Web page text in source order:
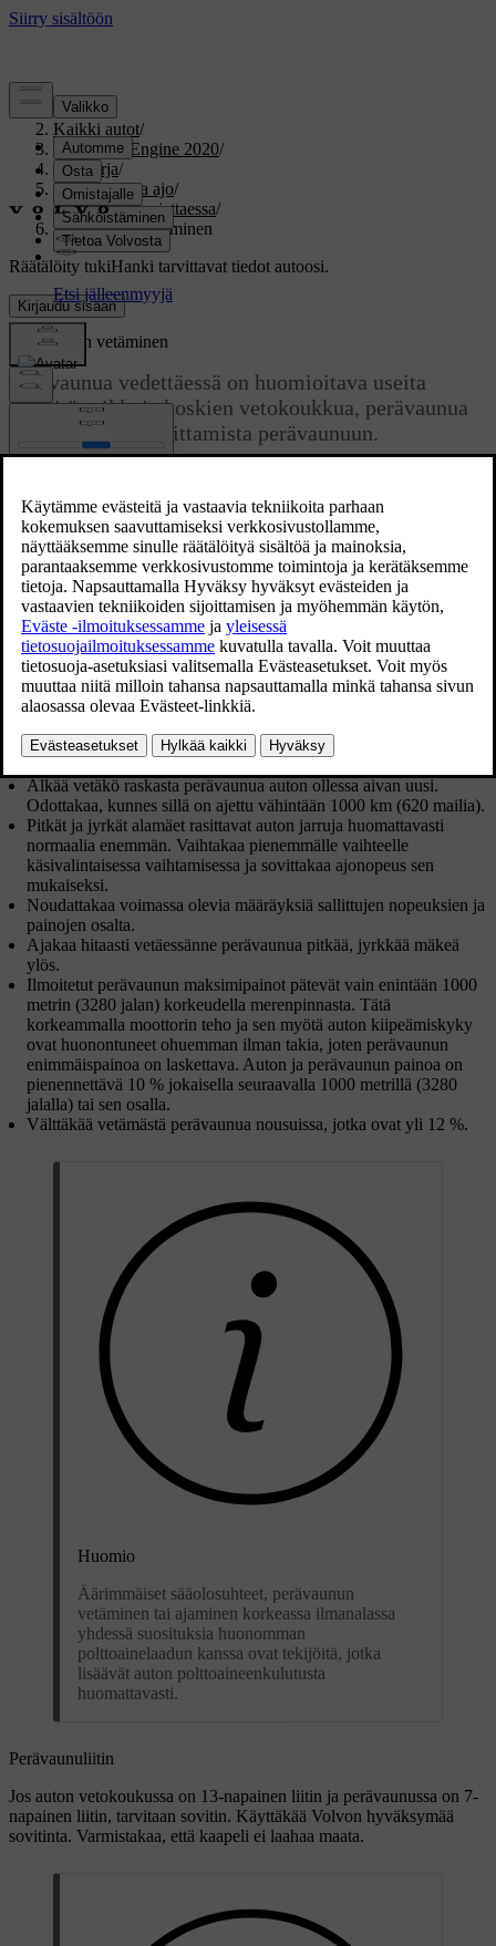
Tuki/
Kaikki autot/
V60 Twin Engine 2020/
Ohjekirja/
Käynnistys ja ajo/
Suosituksia ajettaessa/
Perävaunun vetäminen
Räätälöity tukiHanki tarvittavat tiedot autoosi.
Kirjaudu sisään
Perävaunun vetäminen
Perävaunua vedettäessä on huomioitava useita
tärkeitä seikkoja koskien vetokoukkua, perävaunua
sekä kuorman sijoittamista perävaunuun.
Matkustajien ja kaikkien lisävarusteiden, esim. vetokoukun,
painojen summa rajoittaa tavarankuljetuskykyä vastaavalla painolla.
Auto toimitetaan perävaunun vetämistä varten tarkoitetulla
varustuksella.
Auton vetokoukun on oltava hyväksyttyä tyyppiä.
Sijoittakaa kuorma perävaunuun siten, että paine auton
vetokoukkuun noudattaa ilmoitettua suurinta vetokuulaan
kohdistuvaa painoa. Aisapaino lasketaan osaksi auton
Nostakaa rengaspaineet suositeltuihin täyden kuorman paineisiin.
Älkää vetäkö raskasta perävaunua auton ollessa aivan uusi.
Odottakaa, kunnes sillä on ajettu vähintään 1000 km (620 mailia).
Pitkät ja jyrkät alamäet rasittavat auton jarruja huomattavasti
normaalia enemmän. Vaihtakaa pienemmälle vaihteelle
käsivalintaisessa vaihtamisessa ja sovittakaa ajonopeus sen
mukaiseksi.
Noudattakaa voimassa olevia määräyksiä sallittujen nopeuksien ja
painojen osalta.
Ajakaa hitaasti vetäessänne perävaunua pitkää, jyrkkää mäkeä
ylös.
Ilmoitetut perävaunun maksimipainot pätevät vain enintään 1000
metrin (3280 jalan) korkeudella merenpinnasta. Tätä
korkeammalla moottorin teho ja sen myötä auton kiipeämiskyky
ovat huonontuneet ohuemman ilman takia, joten perävaunun
enimmäispainoa on laskettava. Auton ja perävaunun painoa on
pienennettävä 10 % jokaisella seuraavalla 1000 metrillä (3280
jalalla) tai sen osalla.
Välttäkää vetämästä perävaunua nousuissa, jotka ovat yli 12 %.
Huomio
Äärimmäiset sääolosuhteet, perävaunun
vetäminen tai ajaminen korkeassa ilmanalassa
yhdessä suosituksia huonomman
polttoainelaadun kanssa ovat tekijöitä, jotka
lisäävät auton polttoaineenkulutusta
huomattavasti.
Perävaunuliitin
Jos auton vetokoukussa on 13-napainen liitin ja perävaunussa on 7-
napainen liitin, tarvitaan sovitin. Käyttäkää Volvon hyväksymää
sovitinta. Varmistakaa, että kaapeli ei laahaa maata.